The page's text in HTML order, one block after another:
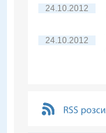
24.10.2012
24.10.2012